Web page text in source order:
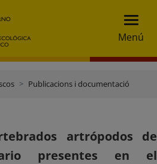
Menú
Publicacions i documentació
artrópodos de
presentes en el